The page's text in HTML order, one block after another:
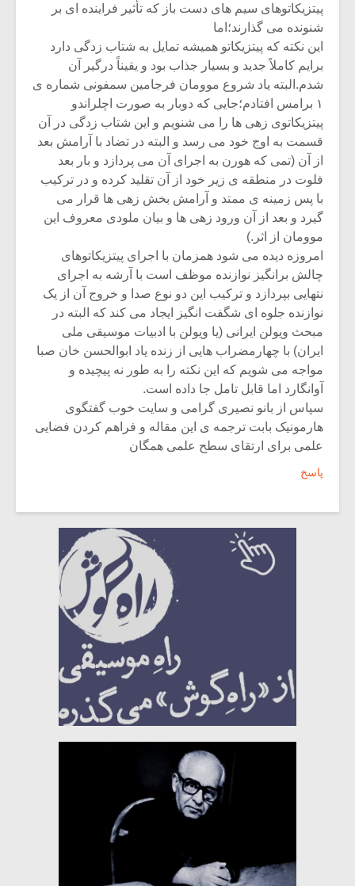
پیتزیکاتوهای سیم های دست باز که تأثیر فراینده ای بر
شنونده می گذارند؛اما
این نکته که پیتزیکاتو همیشه تمایل به شتاب زدگی دارد
برایم کاملاً جدید و بسیار جذاب بود و یقیناً درگیر آن
شدم.البته یاد شروع موومان فرجامین سمفونی شماره ی
۱ برامس افتادم؛جایی که دوبار به صورت اچلراندو
پیتزیکاتوی زهی ها را می شنویم و این شتاب زدگی در آن
قسمت به اوج خود می رسد و البته در تضاد با آرامش بعد
از آن (تمی که هورن به اجرای آن می پردازد و بار بعد
فلوت در منطقه ی زیر خود از آن تقلید کرده و در ترکیب
با پس زمینه ی ممتد و آرامش بخش زهی ها قرار می
گیرد و بعد از آن ورود زهی ها و بیان ملودی معروف این
موومان از اثر.)
امروزه دیده می شود همزمان با اجرای پیتزیکاتوهای
چالش برانگیز نوازنده موظف است با آرشه به اجرای
نتهایی بپردازد و ترکیب این دو نوع صدا و خروج آن از یک
نوازنده جلوه ای شگفت انگیز ایجاد می کند که البته در
مبحث ویولن ایرانی (یا ویولن با ادبیات موسیقی ملی
ایران) با چهارمضراب هایی از زنده یاد ابوالحسن خان صبا
مواجه می شویم که این نکته را به طور نه پیچیده و
آوانگارد اما قابل تامل جا داده است.
سپاس از بانو نصیری گرامی و سایت خوب گفتگوی
هارمونیک بابت ترجمه ی این مقاله و فراهم کردن فضایی
علمی برای ارتقای سطح علمی همگان
پاسخ